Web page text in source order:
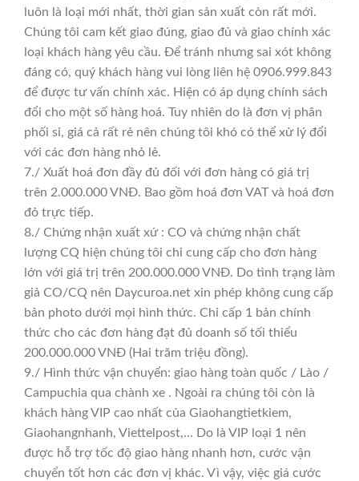
luôn là loại mới nhất, thời gian sản xuất còn rất mới.
Chúng tôi cam kết giao đúng, giao đủ và giao chính xác
loại khách hàng yêu cầu. Để tránh nhưng sai xót không
đáng có, quý khách hàng vui lòng liên hệ 0906.999.843
để được tư vấn chính xác. Hiện có áp dụng chính sách
đổi cho một số hàng hoá. Tuy nhiên do là đơn vị phân
phối sỉ, giá cả rất rẻ nên chúng tôi khó có thể xử lý đổi
với các đơn hàng nhỏ lẻ.
7./ Xuất hoá đơn đầy đủ đối với đơn hàng có giá trị
trên 2.000.000 VNĐ. Bao gồm hoá đơn VAT và hoá đơn
đỏ trực tiếp.
8./ Chứng nhận xuất xứ : CO và chứng nhận chất
lượng CQ hiện chúng tôi chỉ cung cấp cho đơn hàng
lớn với giá trị trên 200.000.000 VNĐ. Do tình trạng làm
giả CO/CQ nên Daycuroa.net xin phép không cung cấp
bản photo dưới mọi hình thức. Chỉ cấp 1 bản chính
thức cho các đơn hàng đạt đủ doanh số tối thiểu
200.000.000 VNĐ (Hai trăm triệu đồng).
9./ Hình thức vận chuyển: giao hàng toàn quốc / Lào /
Campuchia qua chành xe . Ngoài ra chúng tôi còn là
khách hàng VIP cao nhất của Giaohangtietkiem,
Giaohangnhanh, Viettelpost,… Do là VIP loại 1 nên
được hỗ trợ tốc độ giao hàng nhanh hơn, cước vận
chuyển tốt hơn các đơn vị khác. Vì vậy, việc giá cước